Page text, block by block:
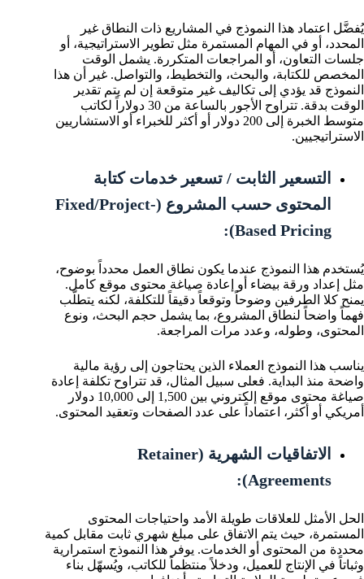
يُفضَّل اعتماد هذا النموذج في المشاريع ذات النطاق غير
المحدد، أو في المهام المستمرة مثل تطوير الاستراتيجية، أو
جلسات التعاون، أو المراجعات المتكررة. يشمل الوقت
المخصص للكتابة، والبحث، والتخطيط، والتواصل. غير أن هذا
النموذج قد يؤدي إلى تكاليف غير متوقعة إن لم يتم تقدير
الوقت بدقة. تتراوح الأجور بالساعة من 30 دولاراً لكاتب
متوسط الخبرة إلى 200 دولار أو أكثر للخبراء أو الاستشاريين
الاستراتيجيين.
التسعير الثابت / تسعير خدمات كتابة
المحتوى حسب المشروع (Fixed/Project-
Based Pricing):
يُستخدم هذا النموذج عندما يكون نطاق العمل محدداً بوضوح،
مثل إعداد ورقة بيضاء أو إعادة صياغة محتوى موقع كامل.
يمنح كلا الطرفين وضوحاً وتوقعاً دقيقاً للتكلفة، لكنه يتطلّب
فهماً واضحاً لنطاق المشروع، بما يشمل حجم البحث، ونوع
المحتوى، وطوله، وعدد مرات المراجعة.
يناسب هذا النموذج العملاء الذين يحتاجون إلى رؤية مالية
واضحة منذ البداية. فعلى سبيل المثال، قد تتراوح تكلفة إعادة
صياغة محتوى موقع إلكتروني بين 1,500 إلى 10,000 دولار
أمريكي أو أكثر، اعتماداً على عدد الصفحات وتعقيد المحتوى.
الاتفاقيات الشهرية (Retainer
Agreements):
الحل الأمثل للعلاقات طويلة الأمد واحتياجات المحتوى
المستمرة، حيث يتم الاتفاق على مبلغ شهري ثابت مقابل كمية
محددة من المحتوى أو الخدمات. يوفر هذا النموذج استمرارية
وثباتاً في الإنتاج للعميل، ودخلاً منتظماً للكاتب، ويُسهّل بناء